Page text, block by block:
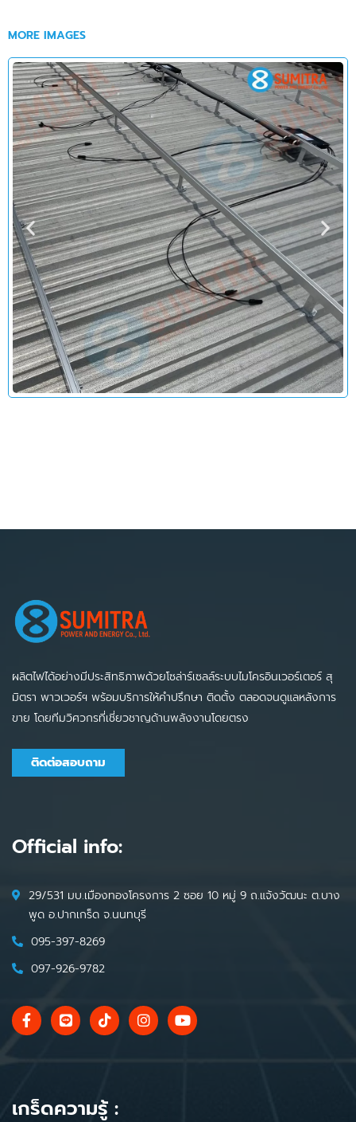
MORE IMAGES
ผลิตไฟได้อย่างมีประสิทธิภาพด้วยโซล่าร์เซลล์ระบบไมโครอินเวอร์เตอร์ สุ
มิตรา พาวเวอร์ฯ พร้อมบริการให้คำปรึกษา ติดตั้ง ตลอดจนดูแลหลังการ
ขาย โดยทีมวิศวกรที่เชี่ยวชาญด้านพลังงานโดยตรง
ติดต่อสอบถาม
Official info:
29/531 มบ.เมืองทองโครงการ 2 ซอย 10 หมู่ 9 ถ.แจ้งวัฒนะ ต.บาง
พูด อ.ปากเกร็ด จ.นนทบุรี
095-397-8269
097-926-9782
เกร็ดความรู้ :